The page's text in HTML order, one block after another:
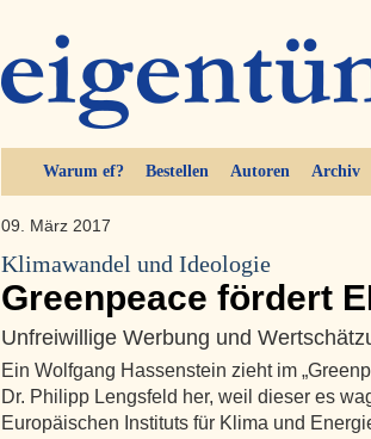
Warum ef? Bestellen Autoren Archiv
09. März 2017
Klimawandel und Ideologie
Greenpeace fördert
Unfreiwillige Werbung und
Ein Wolfgang Hassenstein zieht im
Dr. Philipp Lengsfeld her, weil dieser es
Europäischen Instituts für Klima und